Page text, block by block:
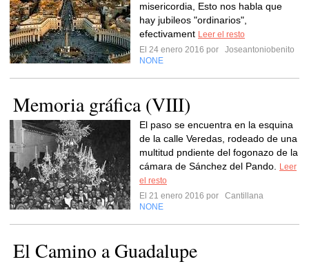
misericordia, Esto nos habla que
hay jubileos "ordinarios",
efectivament Leer el resto
El 24 enero 2016 por
Joseantoniobenito
NONE
Memoria gráfica (VIII)
El paso se encuentra en la esquina
de la calle Veredas, rodeado de una
multitud pndiente del fogonazo de la
cámara de Sánchez del Pando.
Leer
el resto
El 21 enero 2016 por
Cantillana
NONE
El Camino a Guadalupe